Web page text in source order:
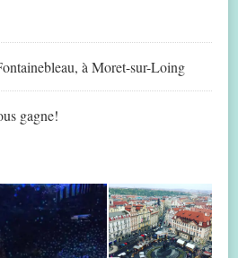
à Moret-sur-Loing
gagne!